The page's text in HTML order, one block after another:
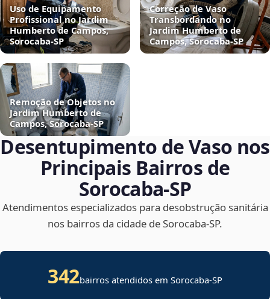
Uso de Equipamento
Profissional no Jardim
Humberto de Campos,
Sorocaba‑SP
Correção de Vaso
Transbordando no
Jardim Humberto de
Campos, Sorocaba‑SP
Remoção de Objetos no
Jardim Humberto de
Campos, Sorocaba‑SP
Desentupimento de Vaso nos
Principais Bairros de
Sorocaba‑SP
Atendimentos especializados para desobstrução sanitária
nos bairros da cidade de Sorocaba‑SP.
342bairros atendidos em Sorocaba-SP